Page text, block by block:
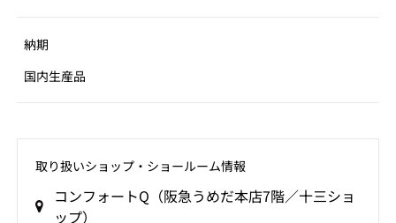
納期
国内生産品
取り扱いショップ‧ショールーム情報
コンフォートQ（阪急うめだ本店7階／十三ショ
ップ）